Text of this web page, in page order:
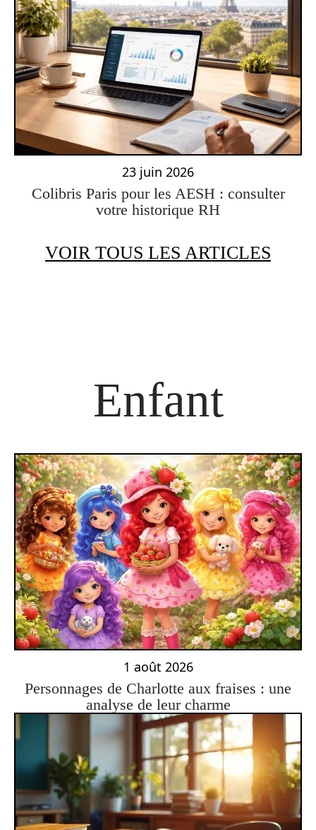
23 juin 2026
Colibris Paris pour les AESH : consulter
votre historique RH
VOIR TOUS LES ARTICLES
Enfant
1 août 2026
Personnages de Charlotte aux fraises : une
analyse de leur charme